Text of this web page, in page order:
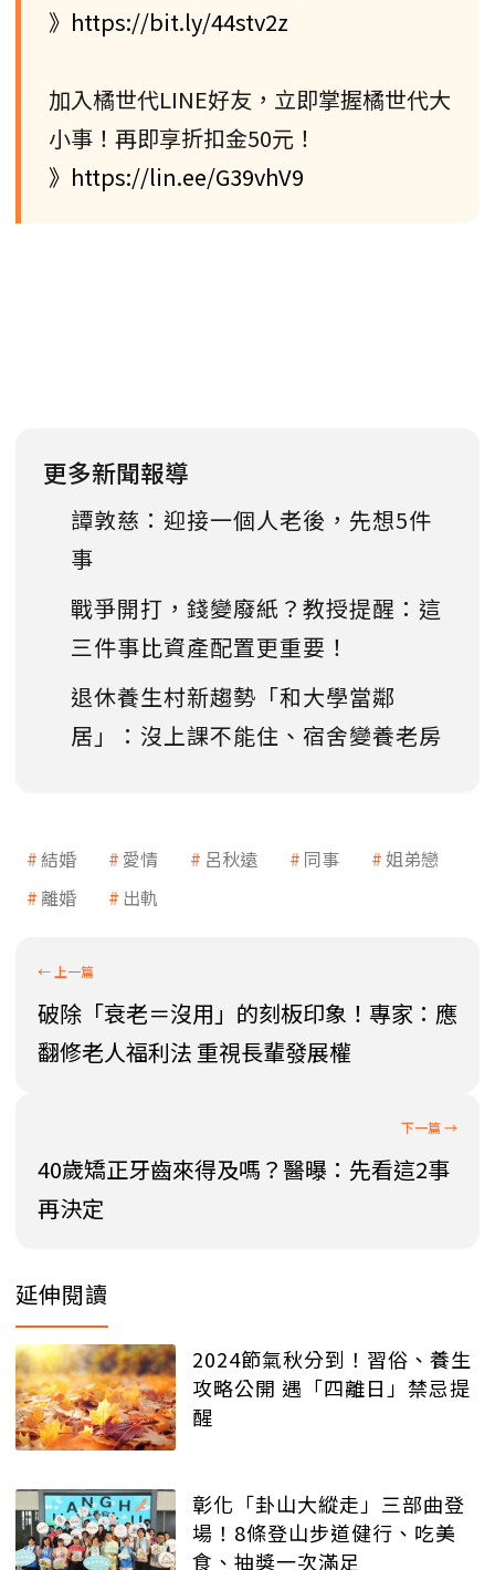
》https://bit.ly/44stv2z
加入橘世代LINE好友，立即掌握橘世代大
小事！再即享折扣金50元！
》https://lin.ee/G39vhV9
更多新聞報導
譚敦慈：迎接一個人老後，先想5件
事
戰爭開打，錢變廢紙？教授提醒：這
三件事比資產配置更重要！
退休養生村新趨勢「和大學當鄰
居」：沒上課不能住、宿舍變養老房
結婚 愛情 呂秋遠 同事
姐弟戀
離婚
出軌
破除「衰老＝沒用」的刻板印象！專家：應
翻修老人福利法 重視長輩發展權
40歲矯正牙齒來得及嗎？醫曝：先看這2事
再決定
延伸閱讀
2024節氣秋分到！習俗、養生
攻略公開 遇「四離日」禁忌提
醒
彰化「卦山大縱走」三部曲登
場！8條登山步道健行、吃美
食、抽獎一次滿足